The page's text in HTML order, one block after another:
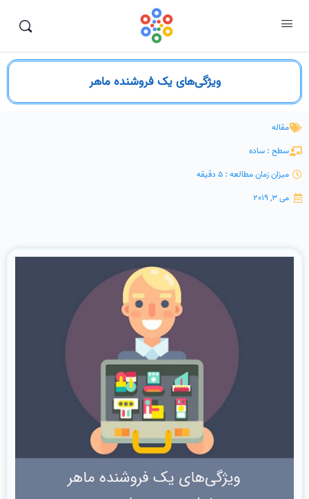
ویژگی‌های یک فروشنده ماهر
مقاله
سطح : ساده
میزان زمان مطالعه : 5 دقیقه
می 3, 2019